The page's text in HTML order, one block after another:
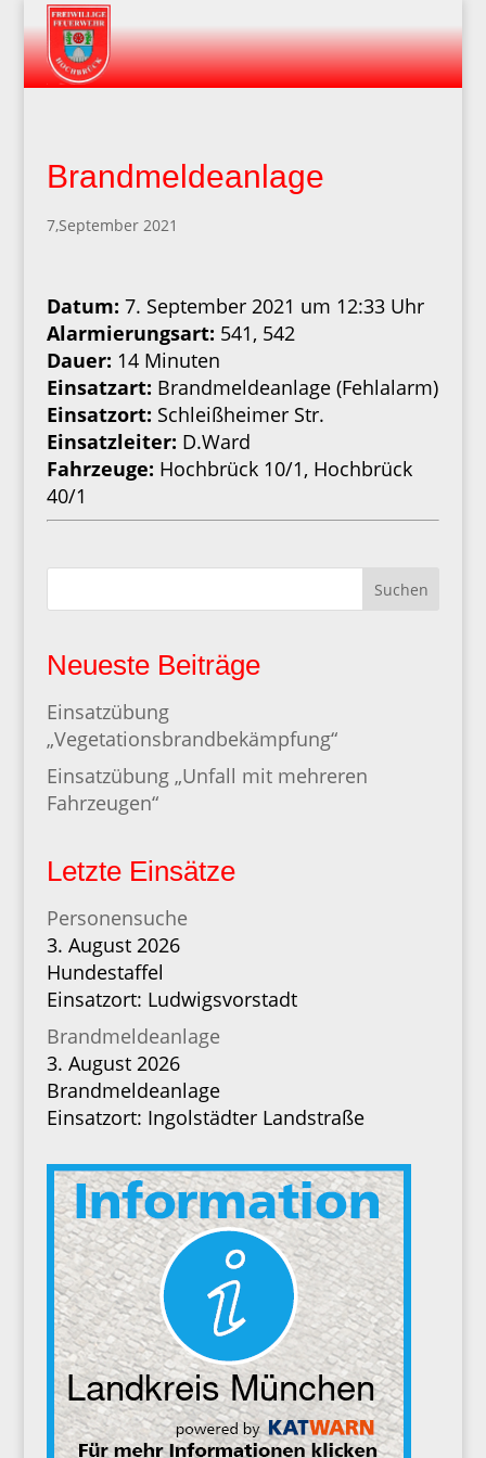
Brandmeldeanlage
7,September 2021
Datum: 7. September 2021 um 12:33 Uhr
Alarmierungsart: 541, 542
Dauer: 14 Minuten
Einsatzart: Brandmeldeanlage (Fehlalarm)
Einsatzort: Schleißheimer Str.
Einsatzleiter: D.Ward
Fahrzeuge: Hochbrück 10/1, Hochbrück
40/1
Suchen
Neueste Beiträge
Einsatzübung
„Vegetationsbrandbekämpfung“
Einsatzübung „Unfall mit mehreren
Fahrzeugen“
Letzte Einsätze
Personensuche
3. August 2026
Hundestaffel
Einsatzort: Ludwigsvorstadt
Brandmeldeanlage
3. August 2026
Brandmeldeanlage
Einsatzort: Ingolstädter Landstraße